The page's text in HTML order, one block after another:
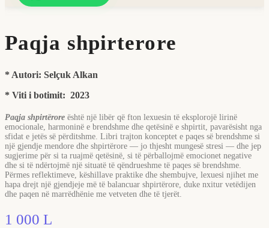
Paqja shpirterore
* Autori: Selçuk Alkan
* Viti i botimit: 2023
Paqja shpirtërore është një libër që fton lexuesin të eksplorojë lirinë
emocionale, harmoninë e brendshme dhe qetësinë e shpirtit, pavarësisht nga
sfidat e jetës së përditshme. Libri trajton konceptet e paqes së brendshme si
një gjendje mendore dhe shpirtërore — jo thjesht mungesë stresi — dhe jep
sugjerime për si ta ruajmë qetësinë, si të përballojmë emocionet negative
dhe si të ndërtojmë një situatë të qëndrueshme të paqes së brendshme.
Përmes reflektimeve, këshillave praktike dhe shembujve, lexuesi njihet me
hapa drejt një gjendjeje më të balancuar shpirtërore, duke nxitur vetëdijen
dhe paqen në marrëdhënie me vetveten dhe të tjerët.
1 000 L